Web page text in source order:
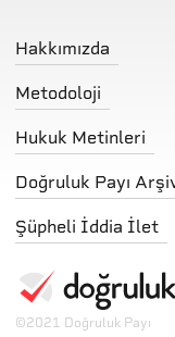
Hakkımızda
Metodoloji
Hukuk Metinleri
Doğruluk Payı
Şüpheli İddia İlet
©2021 Doğruluk Payı